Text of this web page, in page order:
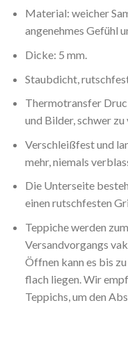
Material: weicher
angenehmes Gefühl
Dicke: 5 mm.
Staubdicht,
Thermotransfer
und Bilder, schwer zu
Verschleißfest und
mehr, niemals
Die Unterseite
einen rutschfesten
Teppiche werden
Versandvorgangs
Öffnen kann es bis
flach liegen. Wir
Teppichs, um den